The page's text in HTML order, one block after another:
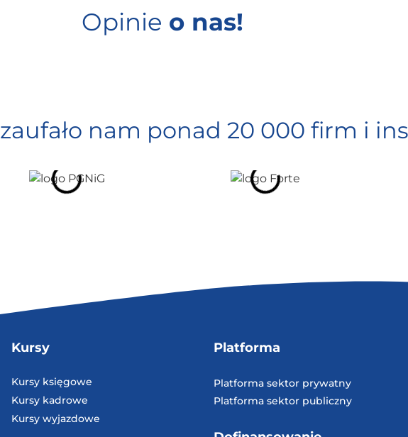
Opinie o nas!
zaufało nam ponad 20 000 firm i
Kursy
Kursy księgowe
Kursy kadrowe
Kursy wyjazdowe
Platforma
Platforma sektor prywatny
Platforma sektor publiczny